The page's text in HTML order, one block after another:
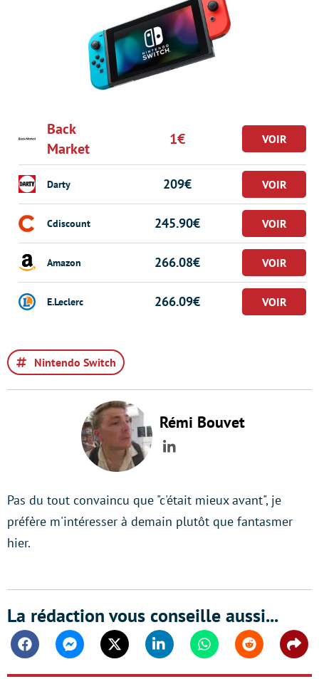
Back
Market
1€
Darty 209€
Cdiscount 245.90€
Amazon 266.08€
E.Leclerc 266.09€
Nintendo Switch
Rémi Bouvet
LinkedIn
Pas du tout convaincu que "c'était mieux avant", je
préfère m'intéresser à demain plutôt que fantasmer
hier.
La rédaction vous conseille aussi...
FacebookMessengerTwitter Linkedin WhatsappReddit